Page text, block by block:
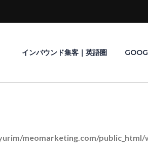
インバウンド集客｜英語圏
meomarketing.com/